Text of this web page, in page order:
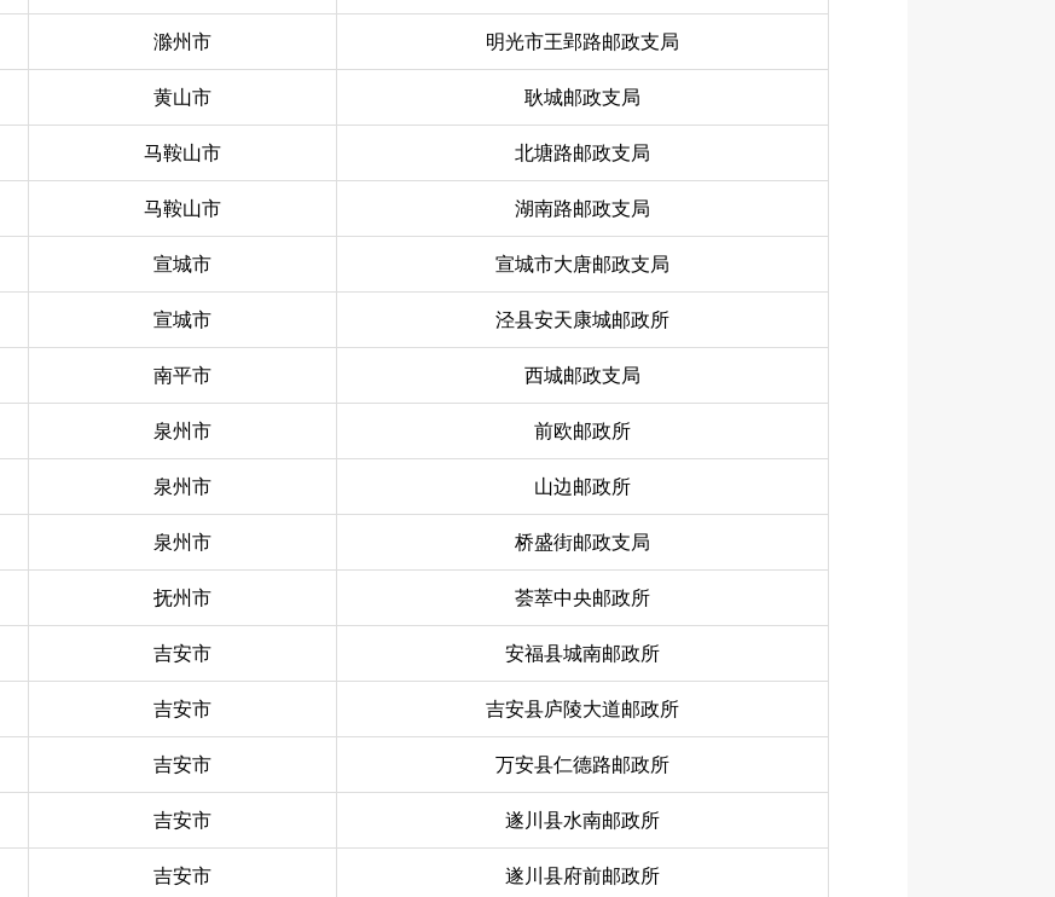
滁州市 明光市王郢路邮政支局
黄山市 耿城邮政支局
马鞍山市 北塘路邮政支局
马鞍山市 湖南路邮政支局
宣城市 宣城市大唐邮政支局
宣城市 泾县安天康城邮政所
南平市 西城邮政支局
泉州市 前欧邮政所
泉州市 山边邮政所
泉州市 桥盛街邮政支局
抚州市 荟萃中央邮政所
吉安市 安福县城南邮政所
吉安市 吉安县庐陵大道邮政所
吉安市 万安县仁德路邮政所
吉安市 遂川县水南邮政所
吉安市 遂川县府前邮政所